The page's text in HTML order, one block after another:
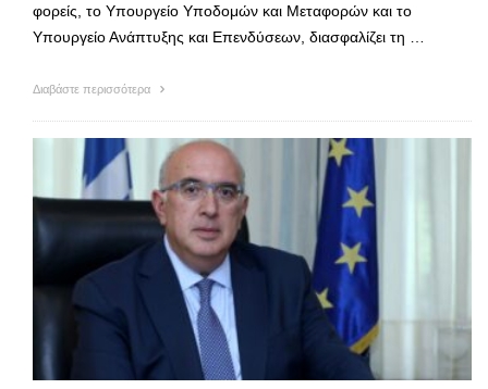
φορείς, το Υπουργείο Υποδομών και Μεταφορών και το
Υπουργείο Ανάπτυξης και Επενδύσεων, διασφαλίζει τη …
Διαβάστε περισσότερα